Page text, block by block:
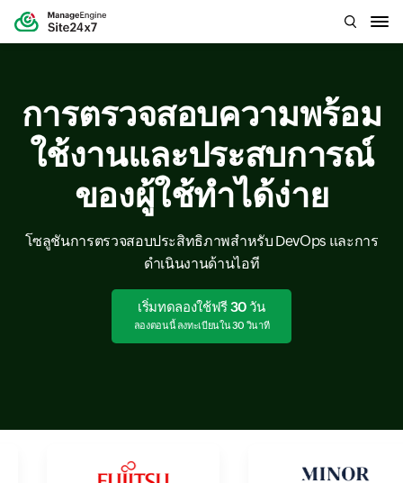
การตรวจสอบความพร้อม
ใช้งานและประสบการณ์
ของผู้ใช้ทำได้ง่าย
โซลูชันการตรวจสอบประสิทธิภาพสำหรับ DevOps และการ
ดำเนินงานด้านไอที
เริ่มทดลองใช้ฟรี 30 วัน
ลองตอนนี้ ลงทะเบียนใน 30 วินาที